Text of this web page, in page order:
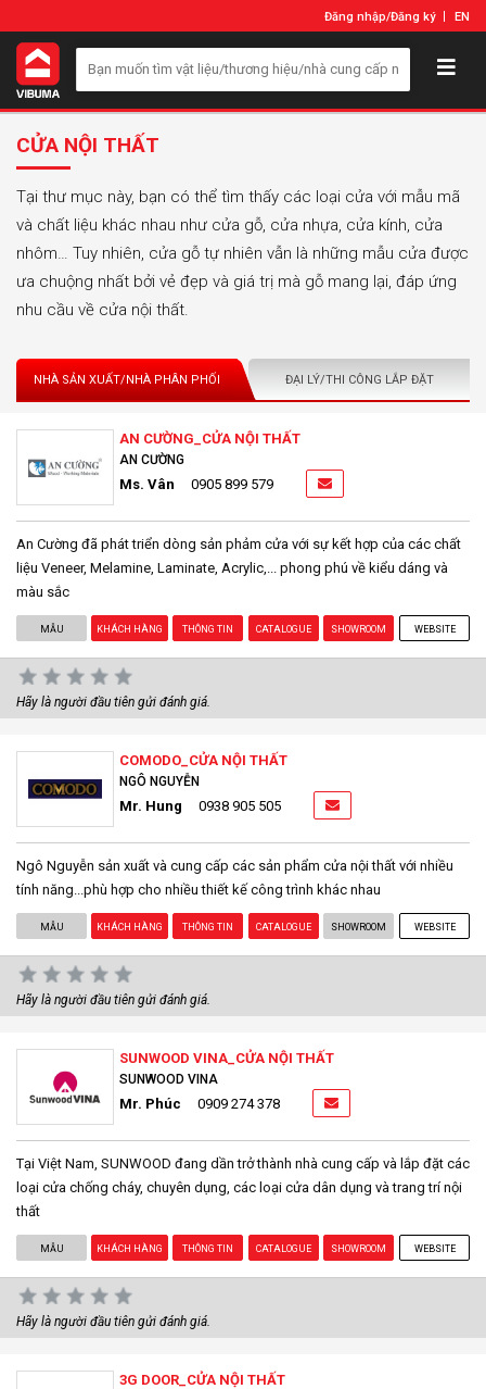
Đăng nhập/Đăng ký EN
CỬA NỘI THẤT
Tại thư mục này, bạn có thể tìm thấy các loại cửa với mẫu mã
và chất liệu khác nhau như cửa gỗ, cửa nhựa, cửa kính, cửa
nhôm… Tuy nhiên, cửa gỗ tự nhiên vẫn là những mẫu cửa được
ưa chuộng nhất bởi vẻ đẹp và giá trị mà gỗ mang lại, đáp ứng
nhu cầu về cửa nội thất.
NHÀ SẢN XUẤT/NHÀ PHÂN PHỐI ĐẠI LÝ/THI CÔNG LẮP ĐẶT
AN CƯỜNG_CỬA NỘI THẤT
AN CƯỜNG
Ms. Vân 0905 899 579
An Cường đã phát triển dòng sản phảm cửa với sự kết hợp của các chất
liệu Veneer, Melamine, Laminate, Acrylic,... phong phú về kiểu dáng và
màu sắc
MẪU KHÁCH HÀNG THÔNG TIN CATALOGUE SHOWROOM WEBSITE
Hãy là người đầu tiên gửi đánh giá.
COMODO_CỬA NỘI THẤT
NGÔ NGUYỄN
Mr. Hung 0938 905 505
Ngô Nguyễn sản xuất và cung cấp các sản phẩm cửa nội thất với nhiều
tính năng...phù hợp cho nhiều thiết kế công trình khác nhau
MẪU KHÁCH HÀNG THÔNG TIN CATALOGUE SHOWROOM WEBSITE
Hãy là người đầu tiên gửi đánh giá.
SUNWOOD VINA_CỬA NỘI THẤT
SUNWOOD VINA
Mr. Phúc 0909 274 378
Tại Việt Nam, SUNWOOD đang dần trở thành nhà cung cấp và lắp đặt các
loại cửa chống cháy, chuyên dụng, các loại cửa dân dụng và trang trí nội
thất
MẪU KHÁCH HÀNG THÔNG TIN CATALOGUE SHOWROOM WEBSITE
Hãy là người đầu tiên gửi đánh giá.
3G DOOR_CỬA NỘI THẤT